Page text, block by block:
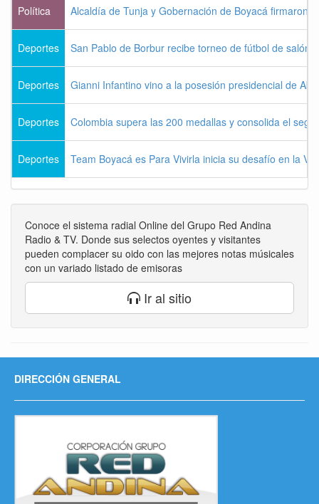
Política Alcaldía de Tunja y Gobernación de Boyacá firmaron
Deportes San Pablo de Borbur recibe torneo de fútbol de salón
Deportes Gianni Infantino vino a la posesión presidencial de
Deportes Colombia supera las 200 medallas y consolida el
Deportes Team Boyacá es Para Vivirla inicia su desafío en la
Conoce el sistema radial Online del Grupo Red Andina
Radio & TV. Donde sus selectos oyentes y visitantes
pueden complacer su oido con las mejores notas músicales
con un variado listado de emisoras
Ir al sitio
DIRECCIÓN GENERAL